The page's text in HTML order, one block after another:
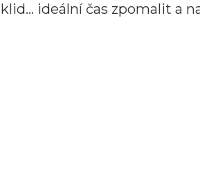
ideální čas zpomalit a